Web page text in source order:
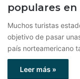
populares en
Muchos turistas
objetivo de pasar
país norteamericano
Leer más »